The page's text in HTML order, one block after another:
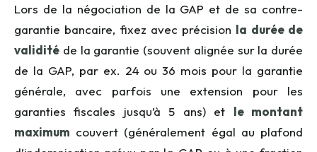
Lors de la négociation de la GAP et de sa contre-
garantie bancaire, fixez avec précision la durée de
validité de la garantie (souvent alignée sur la durée
de la GAP, par ex. 24 ou 36 mois pour la garantie
générale, avec parfois une extension pour les
garanties fiscales jusqu’à 5 ans) et le montant
maximum couvert (généralement égal au plafond